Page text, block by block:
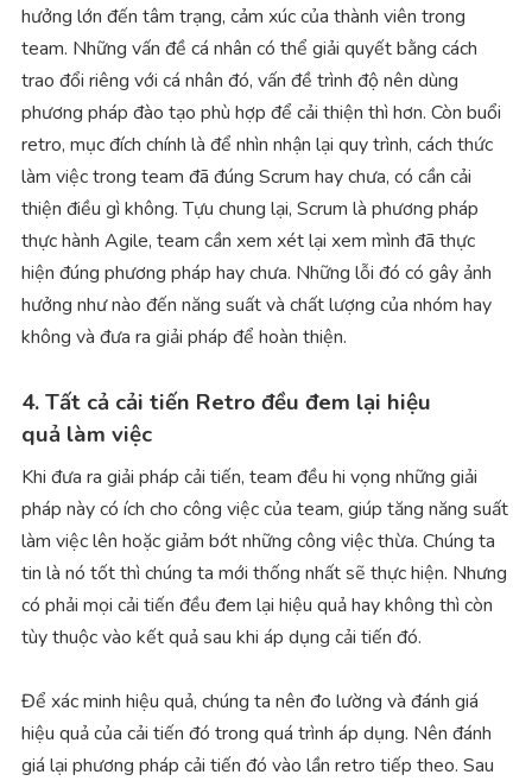
hưởng lớn đến tâm trạng, cảm xúc của thành viên trong
team. Những vấn đề cá nhân có thể giải quyết bằng cách
trao đổi riêng với cá nhân đó, vấn đề trình độ nên dùng
phương pháp đào tạo phù hợp để cải thiện thì hơn. Còn buổi
retro, mục đích chính là để nhìn nhận lại quy trình, cách thức
làm việc trong team đã đúng Scrum hay chưa, có cần cải
thiện điều gì không. Tựu chung lại, Scrum là phương pháp
thực hành Agile, team cần xem xét lại xem mình đã thực
hiện đúng phương pháp hay chưa. Những lỗi đó có gây ảnh
hưởng như nào đến năng suất và chất lượng của nhóm hay
không và đưa ra giải pháp để hoàn thiện.
4. Tất cả cải tiến Retro đều đem lại hiệu
quả làm việc
Khi đưa ra giải pháp cải tiến, team đều hi vọng những giải
pháp này có ích cho công việc của team, giúp tăng năng suất
làm việc lên hoặc giảm bớt những công việc thừa. Chúng ta
tin là nó tốt thì chúng ta mới thống nhất sẽ thực hiện. Nhưng
có phải mọi cải tiến đều đem lại hiệu quả hay không thì còn
tùy thuộc vào kết quả sau khi áp dụng cải tiến đó.
Để xác minh hiệu quả, chúng ta nên đo lường và đánh giá
hiệu quả của cải tiến đó trong quá trình áp dụng. Nên đánh
giá lại phương pháp cải tiến đó vào lần retro tiếp theo. Sau